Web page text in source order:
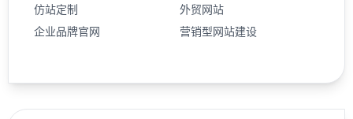
仿站定制
外贸网站
企业品牌官网
营销型网站建设